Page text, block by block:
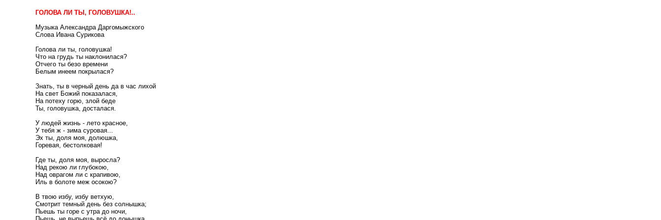
ГОЛОВА ЛИ ТЫ, ГОЛОВУШКА!..
Музыка Александра Даргомыжского
Слова Ивана Сурикова
Голова ли ты, головушка!
Что на грудь ты наклонилася?
Отчего ты безо времени
Белым инеем покрылася?
Знать, ты в черный день да в час лихой
На свет Божий показалася,
На потеху горю, злой беде
Ты, головушка, досталася.
У людей жизнь - лето красное,
У тебя ж - зима суровая...
Эх ты, доля моя, долюшка,
Горевая, бестолковая!
Где ты, доля моя, выросла?
Над рекою ли глубокою,
Над оврагом ли с крапивою,
Иль в болоте меж осокою?
В твою избу, избу ветхую,
Смотрит темный день без солнышка;
Пьешь ты горе с утра до ночи,